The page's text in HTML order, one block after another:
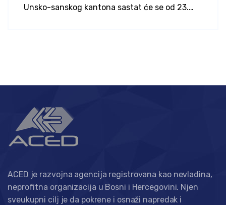
Unsko-sanskog kantona sastat će se od 23.…
ACED je razvojna agencija registrovana kao nevladina,
neprofitna organizacija u Bosni i Hercegovini. Njen
sveukupni cilj je da pokrene i osnaži napredak i